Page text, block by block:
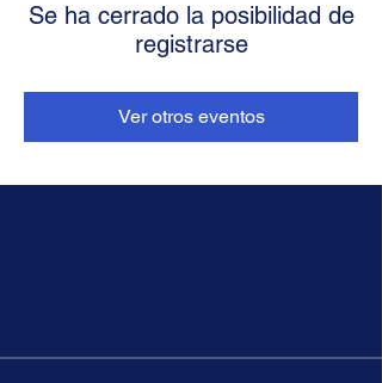
Se ha cerrado la posibilidad de
registrarse
Ver otros eventos